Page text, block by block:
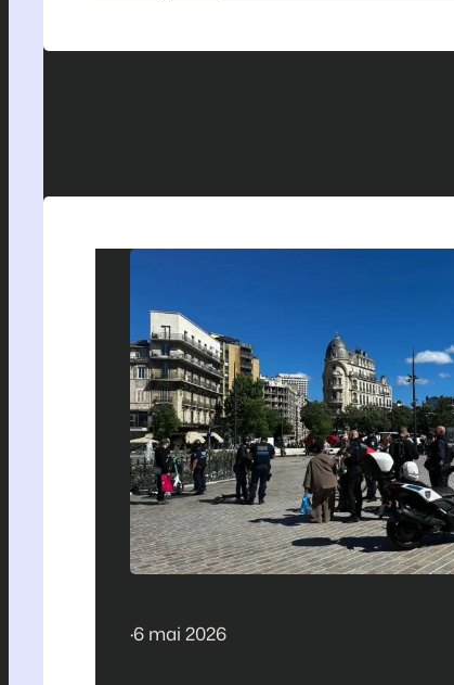
·6 mai 2026